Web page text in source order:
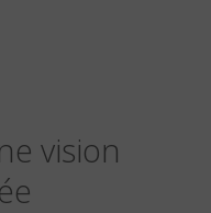
vision